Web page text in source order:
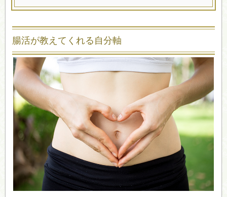
腸活が教えてくれる自分軸